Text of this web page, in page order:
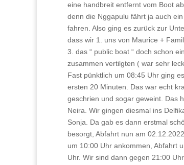
eine handbreit entfernt vom Boot
denn die Nggapulu fährt ja auch
fahren. Also ging es zurück zur
dass wir 1. uns von Maurice +
3. das “ public boat “ doch schon
zusammen vertilgten ( war sehr
Fast pünktlich um 08:45 Uhr ging
ersten 20 Minuten. Das war echt
geschrien und sogar geweint. Das
Neira. Wir gingen diesmal ins
Sonja. Da gab es dann erstmal
besorgt, Abfahrt nun am
um 10:00 Uhr ankommen, Abfahrt
Uhr. Wir sind dann gegen 21:00